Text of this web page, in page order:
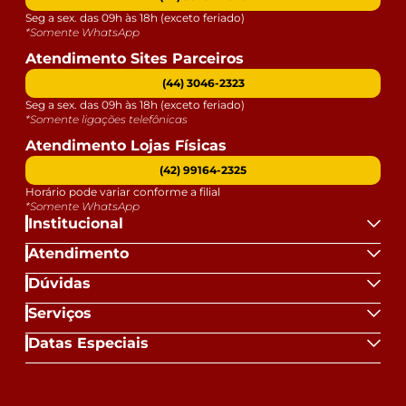
Institucional
Atendimento
Dúvidas
Serviços
Datas Especiais
Seg a sex. das 09h às 18h (exceto feriado)
*Somente WhatsApp
Atendimento Sites Parceiros
(44) 3046-2323
Seg a sex. das 09h às 18h (exceto feriado)
*Somente ligações telefônicas
Atendimento Lojas Físicas
(42) 99164-2325
Horário pode variar conforme a filial
*Somente WhatsApp